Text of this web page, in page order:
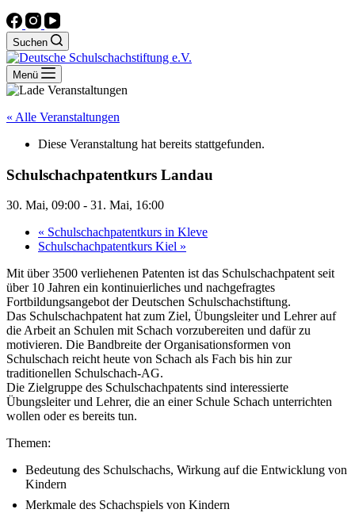
Suchen
Menü
« Alle Veranstaltungen
Diese Veranstaltung hat bereits stattgefunden.
Schulschachpatentkurs Landau
30. Mai, 09:00 - 31. Mai, 16:00
« Schulschachpatentkurs in Kleve
Schulschachpatentkurs Kiel »
Mit über 3500 verliehenen Patenten ist das Schulschachpatent seit
über 10 Jahren ein kontinuierliches und nachgefragtes
Fortbildungsangebot der Deutschen Schulschachstiftung.
Das Schulschachpatent hat zum Ziel, Übungsleiter und Lehrer auf
die Arbeit an Schulen mit Schach vorzubereiten und dafür zu
motivieren. Die Bandbreite der Organisationsformen von
Schulschach reicht heute von Schach als Fach bis hin zur
traditionellen Schulschach-AG.
Die Zielgruppe des Schulschachpatents sind interessierte
Übungsleiter und Lehrer, die an einer Schule Schach unterrichten
wollen oder es bereits tun.
Themen:
Bedeutung des Schulschachs, Wirkung auf die Entwicklung von
Kindern
Merkmale des Schachspiels von Kindern